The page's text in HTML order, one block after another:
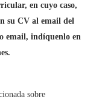
en cuyo caso,
su CV al email del
email, indíquenlo en
sobre